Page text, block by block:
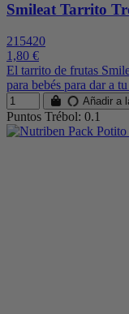
Smileat Tarrito
215420
1,80 €
El tarrito de frutas
para bebés para dar a
Añadir a
Puntos Trébol: 0.1